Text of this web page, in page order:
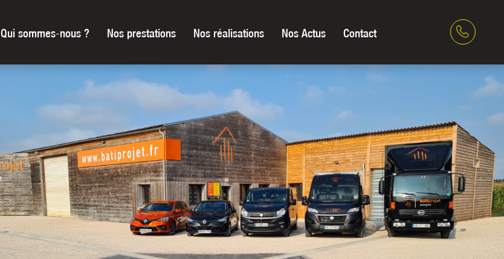
Qui sommes-nous ? Nos prestations Nos réalisations Nos Actus Contact